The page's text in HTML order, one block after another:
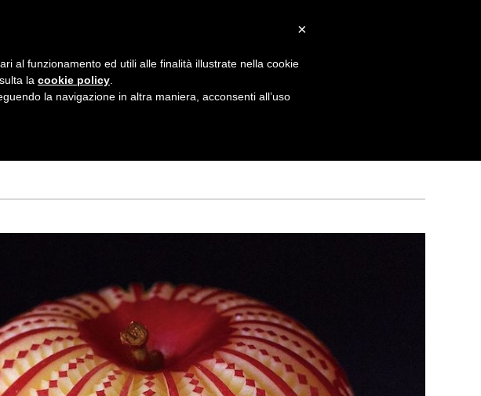
NONNO PASTICCIERE
×
al funzionamento ed utili alle finalità illustrate nella cookie
la cookie policy
la navigazione in altra maniera, acconsenti all’uso